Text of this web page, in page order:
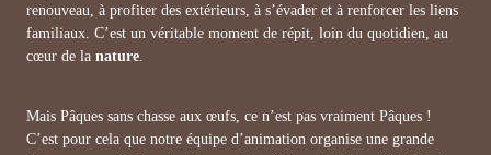
renouveau, à profiter des extérieurs, à s’évader et à renforcer les liens
familiaux. C’est un véritable moment de répit, loin du quotidien, au
cœur de la nature.
Mais Pâques sans chasse aux œufs, ce n’est pas vraiment Pâques !
C’est pour cela que notre équipe d’animation organise une grande